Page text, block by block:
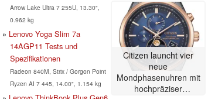
Arrow Lake Ultra 7 255U, 13.30",
0.962 kg
Lenovo Yoga Slim 7a
14AGP11 Tests und
Spezifikationen
Radeon 840M, Strix / Gorgon Point
Ryzen AI 7 445, 14.00", 1.154 kg
Citizen launcht vier
neue
Mondphasenuhren mit
hochpräziser